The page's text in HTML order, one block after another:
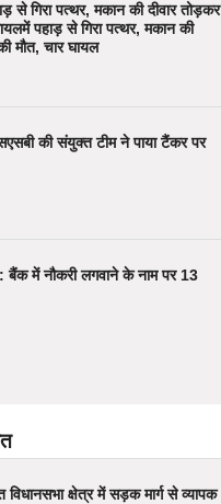
से गिरा पत्थर, मकान की दीवार तोड़कर
पहाड़ से गिरा पत्थर, मकान की
मौत, चार घायल
की संयुक्त टीम ने पाया टैंकर पर
में नौकरी लगवाने के नाम पर 13
विधानसभा क्षेत्र में सड़क मार्ग से व्यापक